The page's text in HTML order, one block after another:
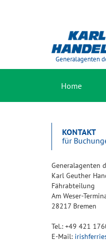
Generalagenten
Home
KONTAKT
für
Generalagenten
Karl Geuther
Fährabteilung
Am Weser-
28217 Bremen
Tel.: +49 421
E-Mail: